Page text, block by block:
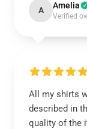
A Amelia
Verified
All my shirts
described in
quality of the